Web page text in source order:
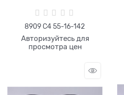
8909 C4 55-16-142
Авторизуйтесь для
просмотра цен